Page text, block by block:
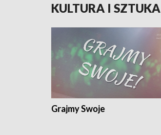
KULTURA I SZTUKA
Grajmy Swoje